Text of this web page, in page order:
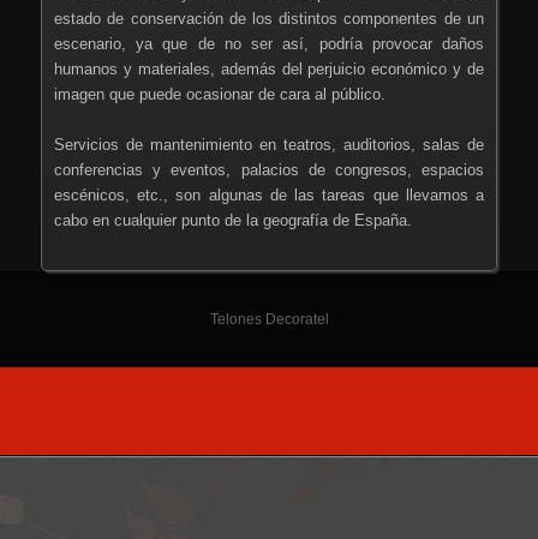
estado de conservación de los distintos componentes de un
escenario, ya que de no ser así, podría provocar daños
humanos y materiales, además del perjuicio económico y de
imagen que puede ocasionar de cara al público.
Servicios de mantenimiento en teatros, auditorios, salas de
conferencias y eventos, palacios de congresos, espacios
escénicos, etc., son algunas de las tareas que llevamos a
cabo en cualquier punto de la geografía de España.
Telones Decoratel